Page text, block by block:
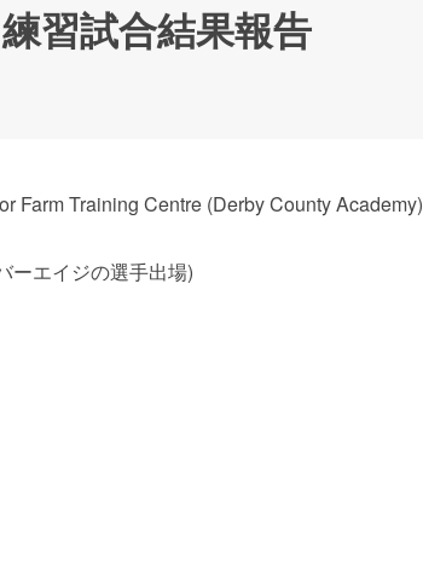
習試合結果報告
Training Centre (Derby County Academy)
エイジの選手出場)